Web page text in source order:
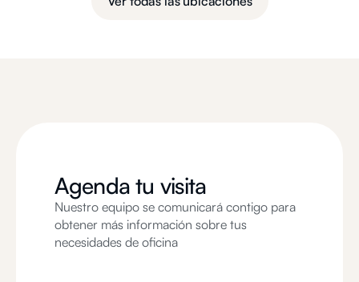
Agenda tu visita
Nuestro equipo se comunicará contigo para
obtener más información sobre tus
necesidades de oficina